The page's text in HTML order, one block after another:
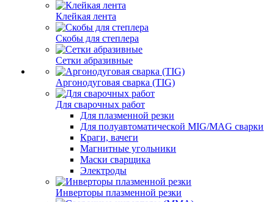
Клейкая лента
Скобы для степлера
Сетки абразивные
Аргонодуговая сварка (TIG)
Для сварочных работ
Для плазменной резки
Для полуавтоматической MIG/MAG сварки
Краги, вачеги
Магнитные угольники
Маски сварщика
Электроды
Инверторы плазменной резки